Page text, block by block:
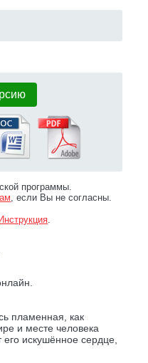
программы.
, если Вы не согласны.
Инструкция.
пламенная, как
и месте человека
искушённое сердце,